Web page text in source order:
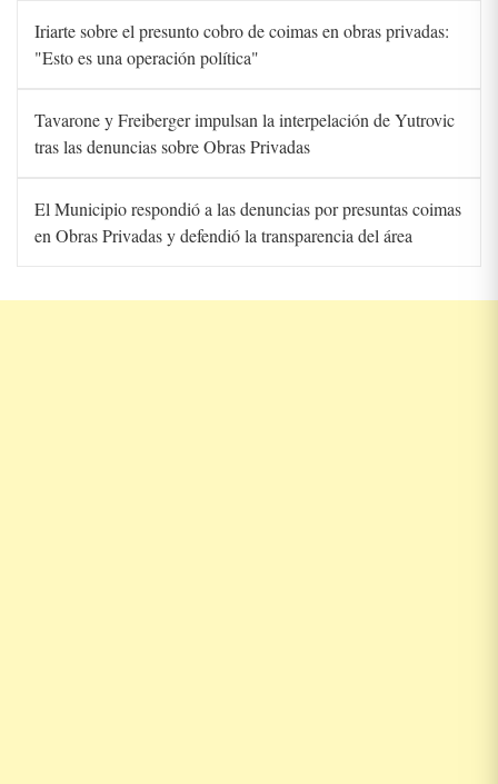
Iriarte sobre el presunto cobro de coimas en obras privadas:
"Esto es una operación política"
Tavarone y Freiberger impulsan la interpelación de Yutrovic
tras las denuncias sobre Obras Privadas
El Municipio respondió a las denuncias por presuntas coimas
en Obras Privadas y defendió la transparencia del área